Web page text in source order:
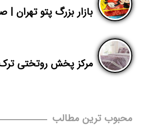
مرکز پخش روتختی
محبوب ترین مطالب